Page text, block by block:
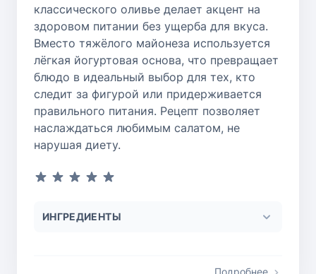
классического оливье делает акцент на
здоровом питании без ущерба для вкуса.
Вместо тяжёлого майонеза используется
лёгкая йогуртовая основа, что превращает
блюдо в идеальный выбор для тех, кто
следит за фигурой или придерживается
правильного питания. Рецепт позволяет
наслаждаться любимым салатом, не
нарушая диету.
ИНГРЕДИЕНТЫ
Подробнее